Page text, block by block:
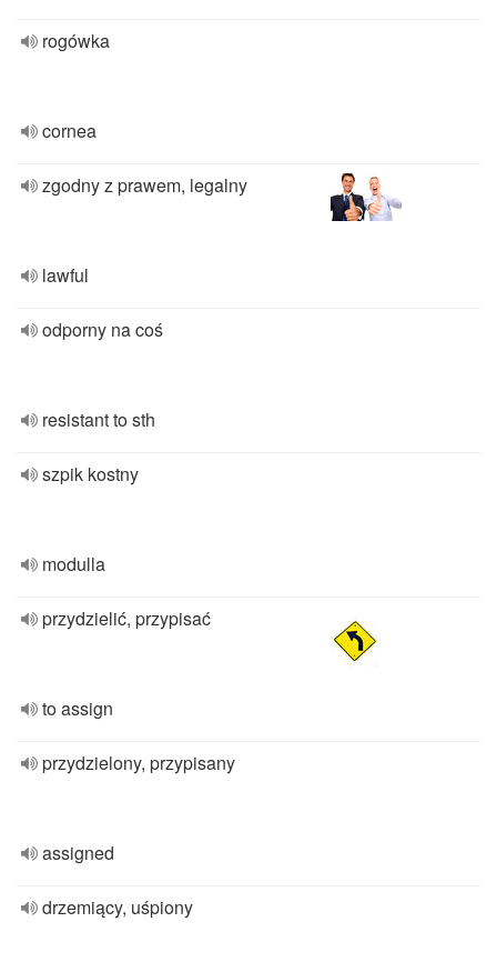
rogówka
cornea
zgodny z prawem, legalny
lawful
odporny na coś
resistant to sth
szpik kostny
modulla
przydzielić, przypisać
to assign
przydzielony, przypisany
assigned
drzemiący, uśpiony